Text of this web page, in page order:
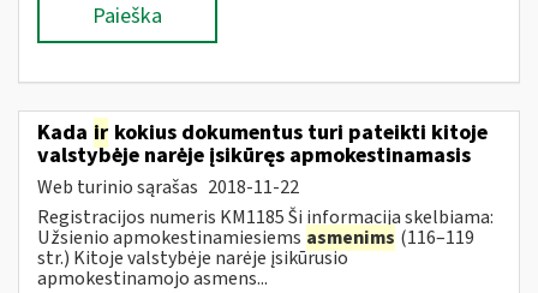
Paieška
Kada ir kokius dokumentus turi pateikti kitoje
valstybėje narėje įsikūręs apmokestinamasis
Web turinio sąrašas 2018-11-22
Registracijos numeris KM1185 Ši informacija skelbiama:
Užsienio apmokestinamiesiems asmenims (116–119
str.) Kitoje valstybėje narėje įsikūrusio
apmokestinamojo asmens...